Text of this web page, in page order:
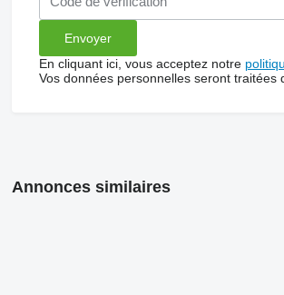
En cliquant ici, vous acceptez notre
Vos données personnelles seront
Annonces similaires